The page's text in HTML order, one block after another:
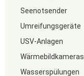
Seenotsender
Umreifungsgeräte
USV-Anlagen
Wärmebildkameras
Wasserspülungen